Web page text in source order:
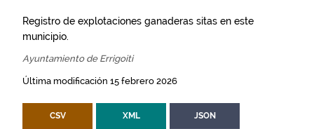
Registro de explotaciones ganaderas sitas en este
municipio.
Ayuntamiento de Errigoiti
Última modificación 15 febrero 2026
CSV XML JSON